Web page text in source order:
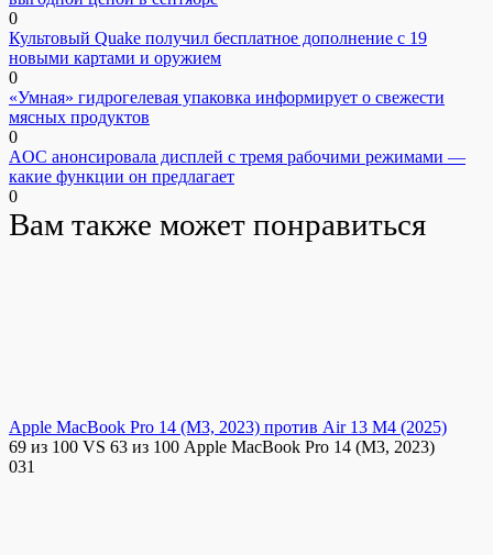
0
Культовый Quake получил бесплатное дополнение с 19
новыми картами и оружием
0
«Умная» гидрогелевая упаковка информирует о свежести
мясных продуктов
0
AOC анонсировала дисплей с тремя рабочими режимами —
какие функции он предлагает
0
Вам также может понравиться
Apple MacBook Pro 14 (M3, 2023) против Air 13 M4 (2025)
69 из 100 VS 63 из 100 Apple MacBook Pro 14 (M3, 2023)
031